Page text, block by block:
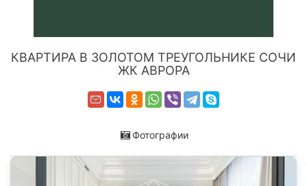
КВАРТИРА В ЗОЛОТОМ ТРЕУГОЛЬНИКЕ СОЧИ
ЖК АВРОРА
Фотографии